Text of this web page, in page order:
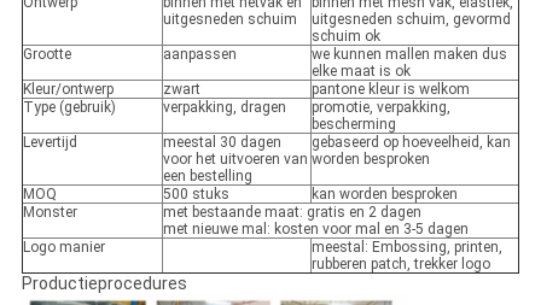
uitgesneden schuim
uitgesneden schuim, gevormd
schuim ok
Grootte
aanpassen
we kunnen mallen maken dus
elke maat is ok
Kleur/ontwerp
zwart
pantone kleur is welkom
Type (gebruik)
verpakking, dragen
promotie, verpakking,
bescherming
Levertijd
meestal 30 dagen
voor het uitvoeren van
een bestelling
gebaseerd op hoeveelheid, kan
worden besproken
MOQ 500 stuks
kan worden besproken
Monster
met bestaande maat: gratis en 2 dagen
met nieuwe mal: kosten voor mal en 3-5 dagen
Logo manier
meestal: Embossing, printen,
rubberen patch, trekker logo
Productieprocedures